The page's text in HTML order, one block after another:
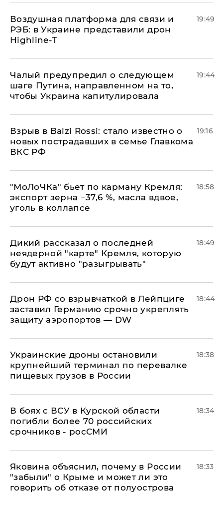
Воздушная платформа для связи и
РЭБ: в Украине представили дрон
Highline-T
19:49
Чалый предупредил о следующем
шаге Путина, направленном на то,
чтобы Украина капитулировала
19:44
Взрыв в Balzi Rossi: стало известно о
новых пострадавших в семье Главкома
ВКС РФ
19:16
​"МоЛоЧКа" бьет по карману Кремля:
экспорт зерна −37,6 %, масла вдвое,
уголь в коллапсе
18:58
Дикий рассказал о последней
неядерной "карте" Кремля, которую
будут активно "разыгрывать"
18:49
​Дрон РФ со взрывчаткой в Лейпциге
заставил Германию срочно укреплять
защиту аэропортов — DW
18:44
Украинские дроны остановили
крупнейший терминал по перевалке
пищевых грузов в России
18:38
В боях с ВСУ в Курской области
погибли более 70 российских
срочников - росСМИ
18:34
Яковина объяснил, почему в России
"забыли" о Крыме и может ли это
говорить об отказе от полуострова
18:33